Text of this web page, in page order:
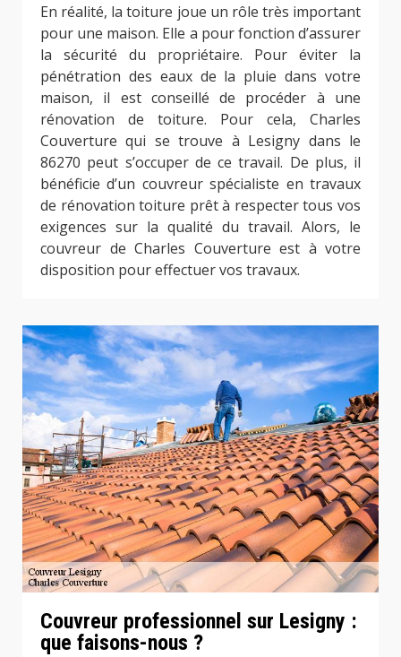
En réalité, la toiture joue un rôle très important
pour une maison. Elle a pour fonction d’assurer
la sécurité du propriétaire. Pour éviter la
pénétration des eaux de la pluie dans votre
maison, il est conseillé de procéder à une
rénovation de toiture. Pour cela, Charles
Couverture qui se trouve à Lesigny dans le
86270 peut s’occuper de ce travail. De plus, il
bénéficie d’un couvreur spécialiste en travaux
de rénovation toiture prêt à respecter tous vos
exigences sur la qualité du travail. Alors, le
couvreur de Charles Couverture est à votre
disposition pour effectuer vos travaux.
Couvreur professionnel sur Lesigny :
que faisons-nous ?